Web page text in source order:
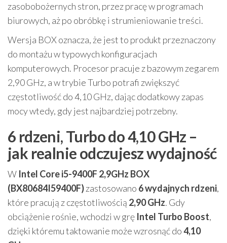
zasobobożernych stron, przez pracę w programach
biurowych, aż po obróbkę i strumieniowanie treści.
Wersja BOX oznacza, że jest to produkt przeznaczony
do montażu w typowych konfiguracjach
komputerowych. Procesor pracuje z bazowym zegarem
2,90 GHz, a w trybie Turbo potrafi zwiększyć
częstotliwość do 4,10 GHz, dając dodatkowy zapas
mocy wtedy, gdy jest najbardziej potrzebny.
6 rdzeni, Turbo do 4,10 GHz –
jak realnie odczujesz wydajność
W Intel Core i5-9400F 2,9GHz BOX
(BX80684I59400F)zastosowano 6 wydajnych rdzeni,
które pracują z częstotliwością 2,90 GHz. Gdy
obciążenie rośnie, wchodzi w grę Intel Turbo Boost,
dzięki któremu taktowanie może wzrosnąć do4,10